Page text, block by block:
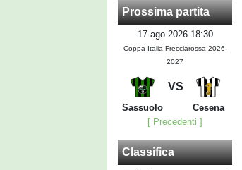
Prossima partita
17 ago 2026 18:30
Coppa Italia Frecciarossa 2026-
2027
VS
Sassuolo
Cesena
[ Precedenti ]
Classifica